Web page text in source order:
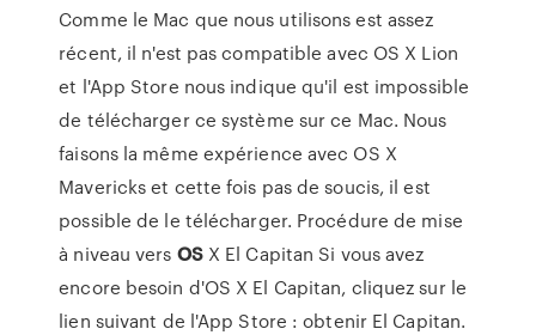
Comme le Mac que nous utilisons est assez
récent, il n'est pas compatible avec OS X Lion
et l'App Store nous indique qu'il est impossible
de télécharger ce système sur ce Mac. Nous
faisons la même expérience avec OS X
Mavericks et cette fois pas de soucis, il est
possible de le télécharger. Procédure de mise
à niveau vers OSX El Capitan Si vous avez
encore besoin d'OS X El Capitan, cliquez sur le
lien suivant de l'App Store : obtenir El Capitan.